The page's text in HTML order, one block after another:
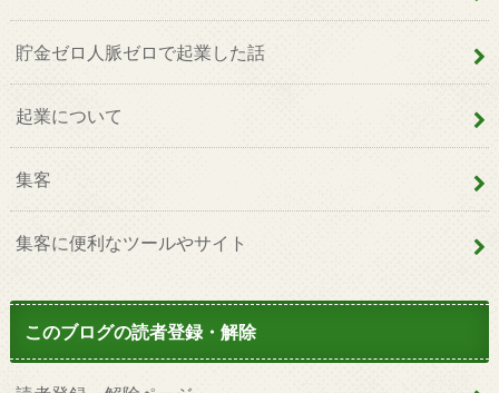
貯金ゼロ人脈ゼロで起業した話
起業について
集客
集客に便利なツールやサイト
このブログの読者登録・解除